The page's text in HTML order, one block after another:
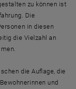
zu können ist
Die
in diesen
die Vielzahl an
die Auflage, die
und